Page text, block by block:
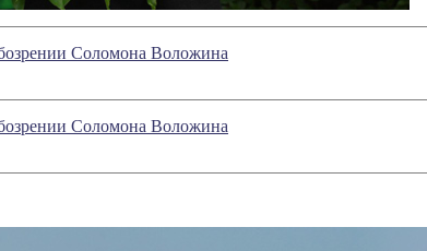
Соломона Воложина
Соломона Воложина